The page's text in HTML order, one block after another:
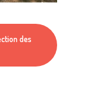
des